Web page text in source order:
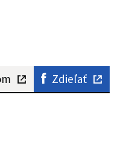
Zdieľať